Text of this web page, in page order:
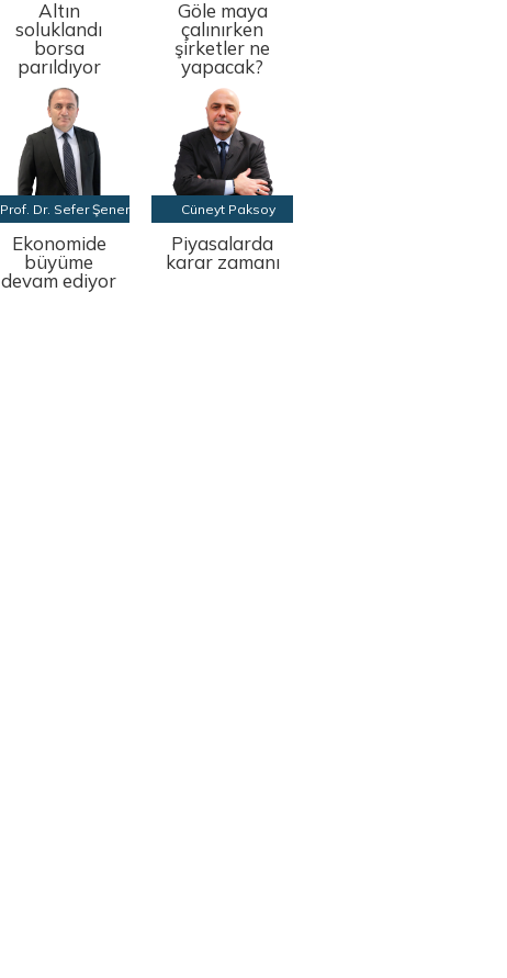
Altın
soluklandı
borsa
parıldıyor
Göle maya
çalınırken
şirketler ne
yapacak?
Prof. Dr. Sefer Şener
Ekonomide
büyüme
devam ediyor
Cüneyt Paksoy
Piyasalarda
karar zamanı